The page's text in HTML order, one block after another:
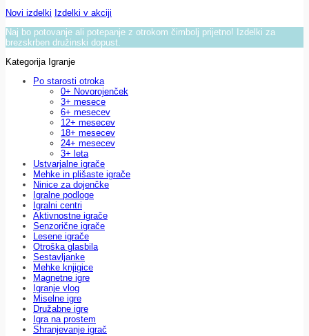
Novi izdelki Izdelki v akciji
Naj bo potovanje ali potepanje z otrokom čimbolj prijetno! Izdelki za
brezskrben družinski dopust.
Kategorija Igranje
Po starosti otroka
0+ Novorojenček
3+ mesece
6+ mesecev
12+ mesecev
18+ mesecev
24+ mesecev
3+ leta
Ustvarjalne igrače
Mehke in plišaste igrače
Ninice za dojenčke
Igralne podloge
Igralni centri
Aktivnostne igrače
Senzorične igrače
Lesene igrače
Otroška glasbila
Sestavljanke
Mehke knjigice
Magnetne igre
Igranje vlog
Miselne igre
Družabne igre
Igra na prostem
Shranjevanje igrač